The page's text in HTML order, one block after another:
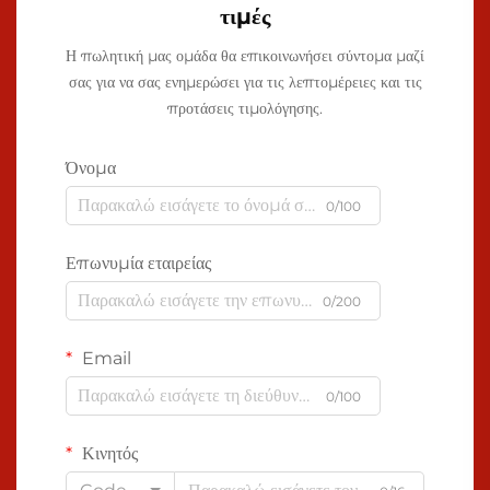
τιμές
Η πωλητική μας ομάδα θα επικοινωνήσει σύντομα μαζί
σας για να σας ενημερώσει για τις λεπτομέρειες και τις
προτάσεις τιμολόγησης.
Όνομα
0/100
Επωνυμία εταιρείας
0/200
Email
0/100
Κινητός